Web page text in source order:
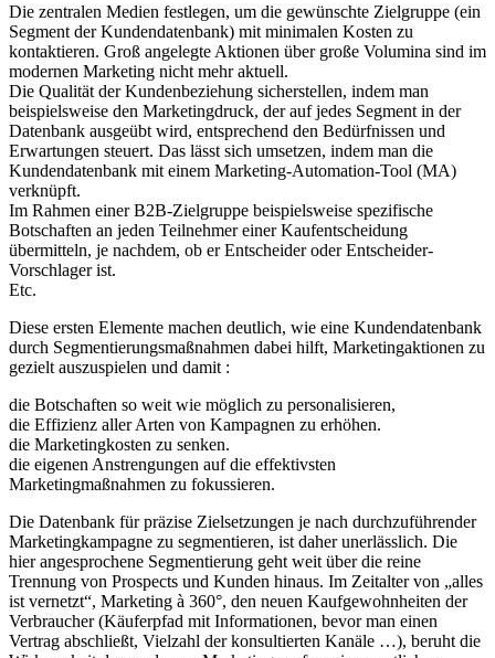
Die zentralen Medien festlegen, um die gewünschte Zielgruppe (ein
Segment der Kundendatenbank) mit minimalen Kosten zu
kontaktieren. Groß angelegte Aktionen über große Volumina sind im
modernen Marketing nicht mehr aktuell.
Die Qualität der Kundenbeziehung sicherstellen, indem man
beispielsweise den Marketingdruck, der auf jedes Segment in der
Datenbank ausgeübt wird, entsprechend den Bedürfnissen und
Erwartungen steuert. Das lässt sich umsetzen, indem man die
Kundendatenbank mit einem Marketing-Automation-Tool (MA)
verknüpft.
Im Rahmen einer B2B-Zielgruppe beispielsweise spezifische
Botschaften an jeden Teilnehmer einer Kaufentscheidung
übermitteln, je nachdem, ob er Entscheider oder Entscheider-
Vorschlager ist.
Etc.
Diese ersten Elemente machen deutlich, wie eine Kundendatenbank
durch Segmentierungsmaßnahmen dabei hilft, Marketingaktionen zu
gezielt auszuspielen und damit :
die Botschaften so weit wie möglich zu personalisieren,
die Effizienz aller Arten von Kampagnen zu erhöhen.
die Marketingkosten zu senken.
die eigenen Anstrengungen auf die effektivsten
Marketingmaßnahmen zu fokussieren.
Die Datenbank für präzise Zielsetzungen je nach durchzuführender
Marketingkampagne zu segmentieren, ist daher unerlässlich. Die
hier angesprochene Segmentierung geht weit über die reine
Trennung von Prospects und Kunden hinaus. Im Zeitalter von „alles
ist vernetzt“, Marketing à 360°, den neuen Kaufgewohnheiten der
Verbraucher (Käuferpfad mit Informationen, bevor man einen
Vertrag abschließt, Vielzahl der konsultierten Kanäle …), beruht die